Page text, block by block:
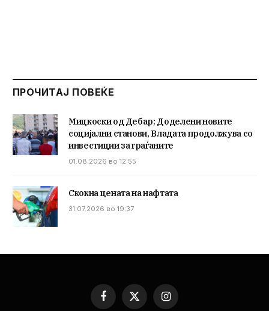
ПРОЧИТАЈ ПОВЕЌЕ
Мицкоски од Дебар: Доделени новите
социјални станови, Владата продолжува со
инвестиции за граѓаните
01.08.2026 во 12:55
Скокна цената на нафтата
31.07.2026 во 19:37
Facebook
X
Instagram